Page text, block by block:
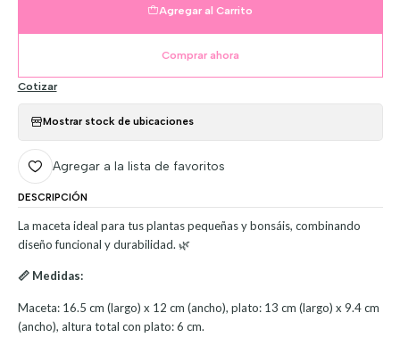
Agregar al Carrito
Comprar ahora
Cotizar
Mostrar stock de ubicaciones
Agregar a la lista de favoritos
DESCRIPCIÓN
La maceta ideal para tus plantas pequeñas y bonsáis, combinando
diseño funcional y durabilidad. 🌿
📏 Medidas:
Maceta: 16.5 cm (largo) x 12 cm (ancho), plato: 13 cm (largo) x 9.4 cm
(ancho), altura total con plato: 6 cm.